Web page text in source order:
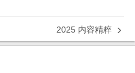
2025 内容精粹